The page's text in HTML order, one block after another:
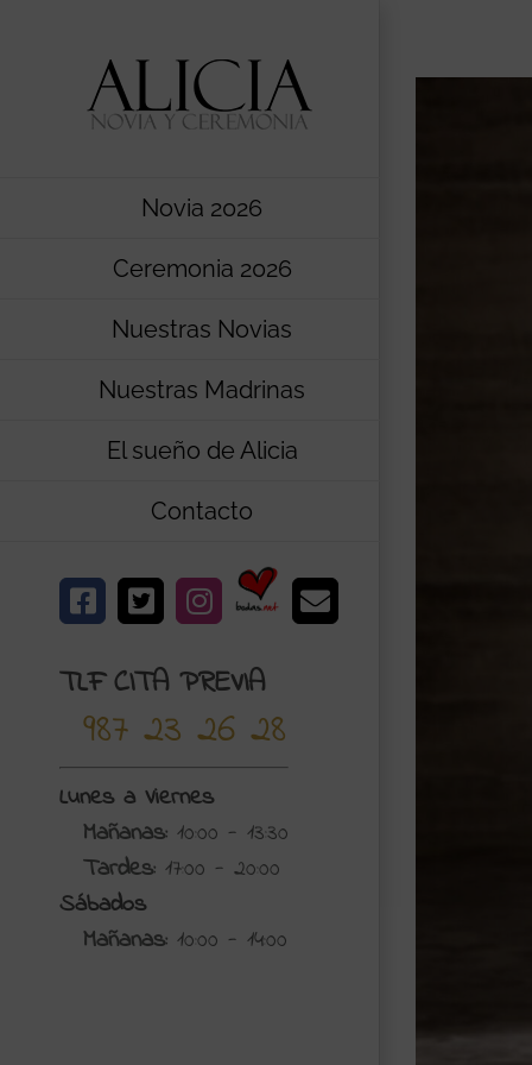
Novia 2026
Ceremonia 2026
Nuestras Novias
Nuestras Madrinas
El sueño de Alicia
Contacto
Facebook
X Instagram
Bodas.net
Correo
TLF CITA PREVIA
987 23 26 28
Lunes a Viernes
Mañanas: 10:00 - 13:30
Tardes: 17:00 - 20:00
Sábados
Mañanas: 10:00 - 14:00